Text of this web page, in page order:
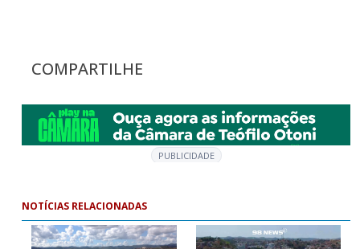
COMPARTILHE
PUBLICIDADE
NOTÍCIAS RELACIONADAS